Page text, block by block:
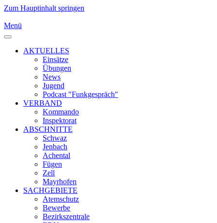
Zum Hauptinhalt springen
Menü
AKTUELLES
Einsätze
Übungen
News
Jugend
Podcast "Funkgespräch"
VERBAND
Kommando
Inspektorat
ABSCHNITTE
Schwaz
Jenbach
Achental
Fügen
Zell
Mayrhofen
SACHGEBIETE
Atemschutz
Bewerbe
Bezirkszentrale